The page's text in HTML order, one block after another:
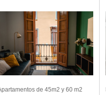
de 45m2 y 60 m2